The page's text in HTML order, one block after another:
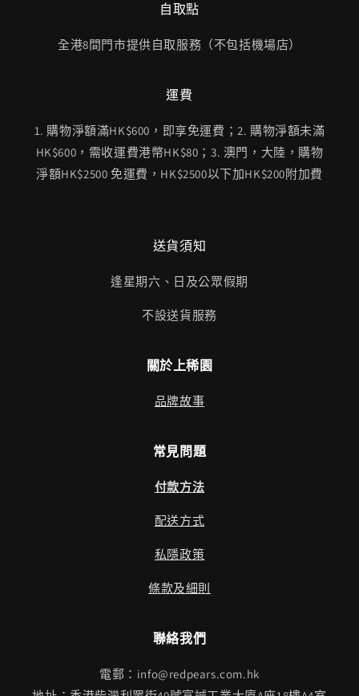
自取點
全港8間門市提供自取服務（不包括機場店）
運費
1. 購物淨額滿HK$600，即享免運費；2. 購物淨額未滿
HK$600，需收運費港幣HK$80；3. 澳門，大陸，購物
淨額HK$2500 免運費，HK$2500以下加HK$200附加費
送貨須知
逢星期六、日及公眾假期
不設送貨服務
關於上稀園
品牌故事
常見問題
付款方法
配送方式
私隱政策
條款及細則
聯絡我們
電郵：info@redpears.com.hk